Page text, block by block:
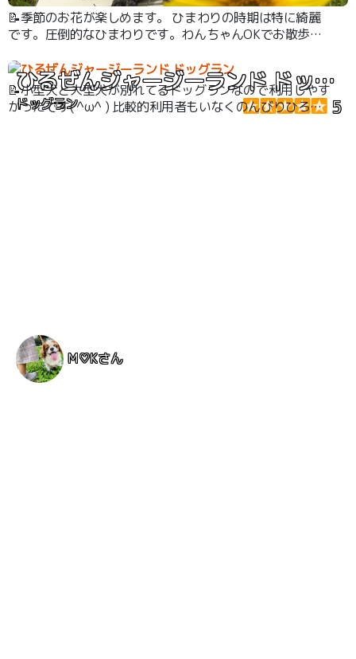
📝季節のお花が楽しめます。 ひまわりの時期は特に綺麗
です。圧倒的なひまわりです。わんちゃんOKでお散歩も
ひるぜんジャージーランド ドッグラン
ドッグラン 5
M♡Kさん
📝小型犬と大型犬が別れてるドッグランなので利用しやす
かったです( ^ω^ ) 比較的利用者もいなくのんびりひろび